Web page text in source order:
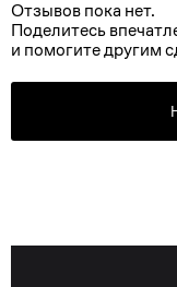
Отзывов пока нет.
Поделитесь
и помогите другим